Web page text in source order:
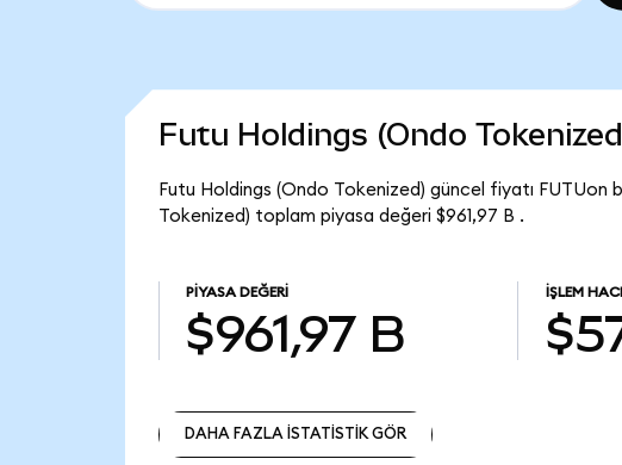
Futu Holdings (Ondo
Futu Holdings (Ondo Tokenized) güncel fiyatı FUTUon
Tokenized) toplam piyasa değeri $961,97 B .
PIYASA DEĞERI
$961,97 B
İŞLEM
DAHA FAZLA İSTATİSTİK GÖR